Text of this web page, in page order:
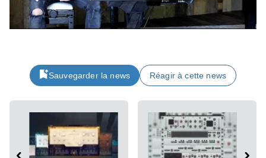
Sauvegarder la news Réagir à cette news